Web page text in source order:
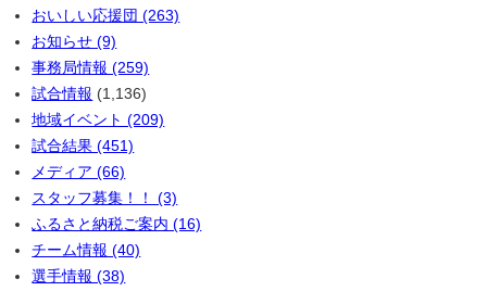
おいしい応援団 (263)
お知らせ (9)
事務局情報 (259)
試合情報 (1,136)
地域イベント (209)
試合結果 (451)
メディア (66)
スタッフ募集！！ (3)
ふるさと納税ご案内 (16)
チーム情報 (40)
選手情報 (38)